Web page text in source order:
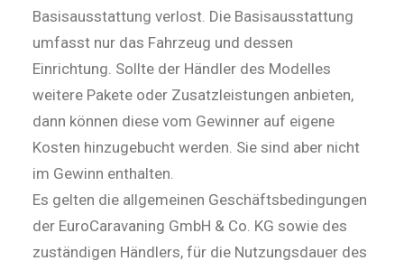
Basisausstattung verlost. Die Basisausstattung
umfasst nur das Fahrzeug und dessen
Einrichtung. Sollte der Händler des Modelles
weitere Pakete oder Zusatzleistungen anbieten,
dann können diese vom Gewinner auf eigene
Kosten hinzugebucht werden. Sie sind aber nicht
im Gewinn enthalten.
Es gelten die allgemeinen Geschäftsbedingungen
der EuroCaravaning GmbH & Co. KG sowie des
zuständigen Händlers, für die Nutzungsdauer des